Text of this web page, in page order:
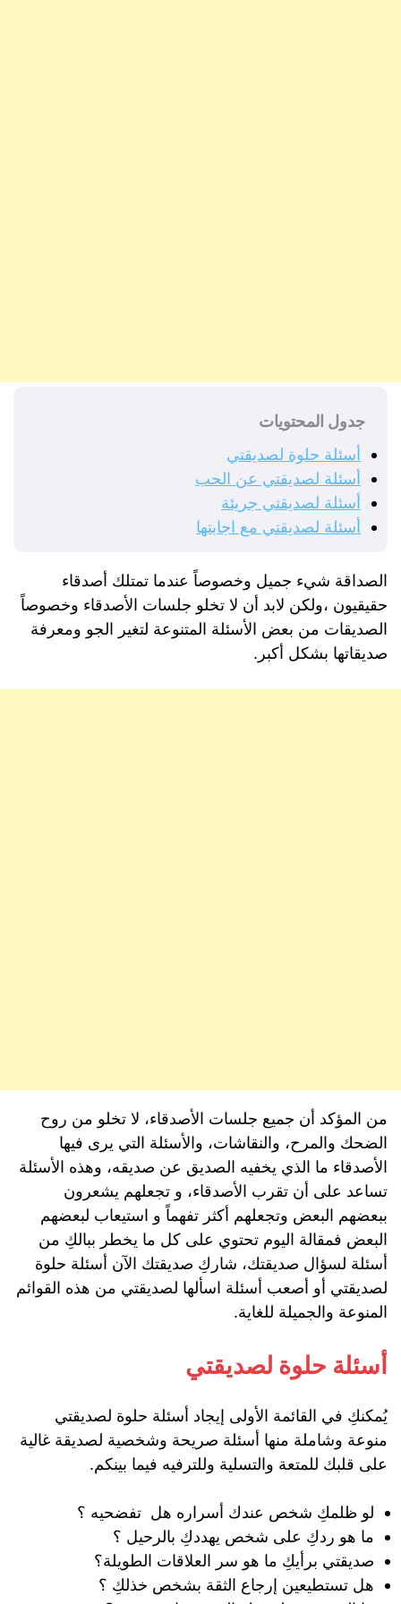
جدول المحتويات
أسئلة حلوة لصديقتي
أسئلة لصديقتي عن الحب
أسئلة لصديقتي جريئة
أسئلة لصديقتي مع اجابتها
الصداقة شيء جميل وخصوصاً عندما تمتلك أصدقاء
حقيقيون ،ولكن لابد أن لا تخلو جلسات الأصدقاء وخصوصاً
الصديقات من بعض الأسئلة المتنوعة لتغير الجو ومعرفة
صديقاتها بشكل أكبر.
من المؤكد أن جميع جلسات الأصدقاء، لا تخلو من روح
الضحك والمرح، والنقاشات، والأسئلة التي يرى فيها
الأصدقاء ما الذي يخفيه الصديق عن صديقه، وهذه الأسئلة
تساعد على أن تقرب الأصدقاء، و تجعلهم يشعرون
ببعضهم البعض وتجعلهم أكثر تفهماً و استيعاب لبعضهم
البعض فمقالة اليوم تحتوي على كل ما يخطر ببالكِ من
أسئلة لسؤال صديقتك، شاركِ صديقتك الآن أسئلة حلوة
لصديقتي أو أصعب أسئلة اسألها لصديقتي من هذه القوائم
المنوعة والجميلة للغاية.
أسئلة حلوة لصديقتي
يُمكنكِ في القائمة الأولى إيجاد أسئلة حلوة لصديقتي
منوعة وشاملة منها أسئلة صريحة وشخصية لصديقة غالية
على قلبك للمتعة والتسلية وللترفيه فيما بينكم.
لو ظلمكِ شخص عندك أسراره هل تفضحيه ؟
ما هو ردكِ على شخص يهددكِ بالرحيل ؟
صديقتي برأيكِ ما هو سر العلاقات الطويلة؟
هل تستطيعين إرجاع الثقة بشخص خذلكِ ؟